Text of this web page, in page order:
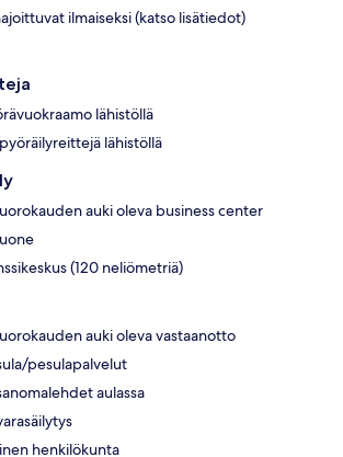
ilmaiseksi (katso lisätiedot)
lähistöllä
lähistöllä
auki oleva business center
(120 neliömetriä)
auki oleva vastaanotto
pesulapalvelut
aulassa
henkilökunta